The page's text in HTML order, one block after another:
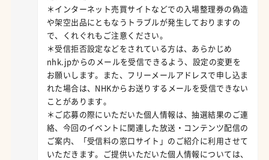
＊インターネット売買サイトなどでの入場整理券の偽造
や架空出品にともなうトラブルが発生しておりますの
で、くれぐれもご注意ください。
＊受信拒否設定などをされている方は、あらかじめ
nhk.jpからのメールを受信できるよう、設定の変更を
お願いします。また、フリーメールアドレスで申し込ま
れた場合は、NHKからお送りするメールを受信できない
ことがあります。
＊ご応募の際にいただいた個人情報は、抽選結果のご連
絡、今回のイベントに関連した放送・コンテンツ配信の
ご案内、「受信料の窓口サイト」のご紹介に利用させて
いただきます。ご提供いただいた個人情報については、